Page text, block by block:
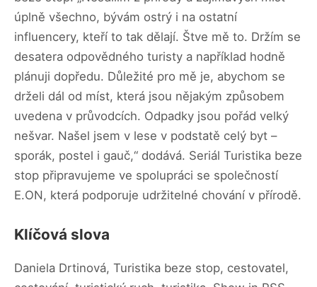
úplně všechno, bývám ostrý i na ostatní
influencery, kteří to tak dělají. Štve mě to. Držím se
desatera odpovědného turisty a například hodně
plánuji dopředu. Důležité pro mě je, abychom se
drželi dál od míst, která jsou nějakým způsobem
uvedena v průvodcích. Odpadky jsou pořád velký
nešvar. Našel jsem v lese v podstatě celý byt –
sporák, postel i gauč,“ dodává. Seriál Turistika beze
stop připravujeme ve spolupráci se společností
E.ON, která podporuje udržitelné chování v přírodě.
Klíčová slova
Daniela Drtinová, Turistika beze stop, cestovatel,